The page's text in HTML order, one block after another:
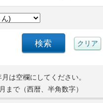
は空欄にしてください。
月まで（西暦、半角数字）